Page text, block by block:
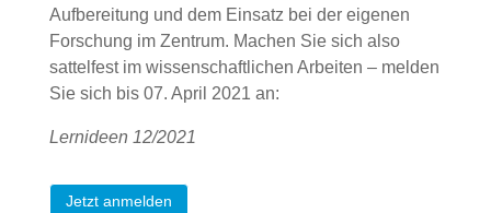
Aufbereitung und dem Einsatz bei der eigenen
Forschung im Zentrum. Machen Sie sich also
sattelfest im wissenschaftlichen Arbeiten – melden
Sie sich bis 07. April 2021 an:
Lernideen 12/2021
Jetzt anmelden